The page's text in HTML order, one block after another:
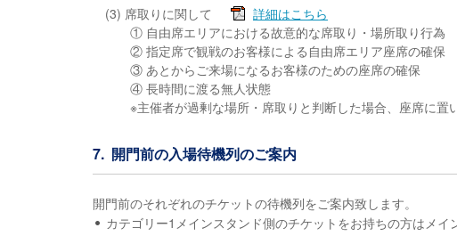
(3) 席取りに関して
詳細はこちら
① 自由席エリアにおける故意的な席取り・場所取り行為
② 指定席で観戦のお客様による自由席エリア座席の確保
③ あとからご来場になるお客様のための座席の確保
④ 長時間に渡る無人状態
※主催者が過剰な場所・席取りと判断した場合、座席に置
7. 開門前の入場待機列のご案内
開門前のそれぞれのチケットの待機列をご案内致します。
カテゴリー1メインスタンド側のチケットをお持ちの方はメイ